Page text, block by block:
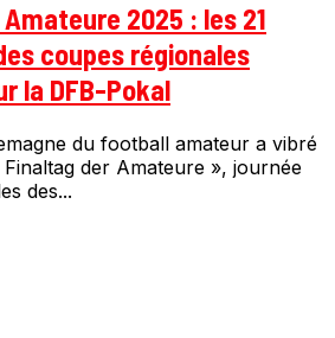
2025 : les 21
coupes régionales
la DFB-Pokal
du football amateur a vibré
der Amateure », journée
des...